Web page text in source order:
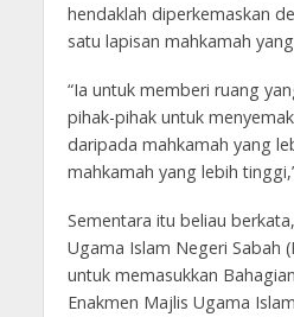
hendaklah diperkemaskan
satu lapisan mahkamah
“Ia untuk memberi ruang
pihak-pihak untuk
daripada mahkamah yang
mahkamah yang lebih
Sementara itu beliau
Ugama Islam Negeri Sabah
untuk memasukkan
Enakmen Majlis Ugama